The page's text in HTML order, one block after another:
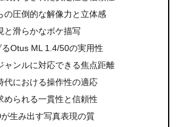
の圧倒的な解像力と立体感
と滑らかなボケ描写
Otus ML 1.4/50の実用性
ャンルに対応できる焦点距離
代における操作性の適応
められる一貫性と信頼性
生み出す写真表現の質